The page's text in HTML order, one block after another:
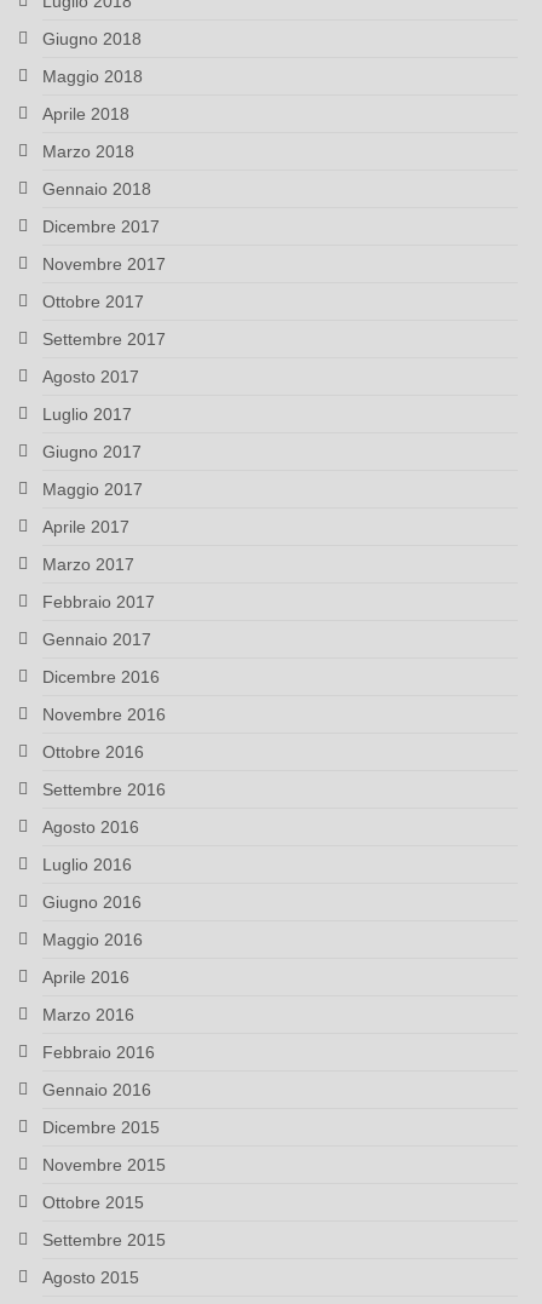
Giugno 2018
Maggio 2018
Aprile 2018
Marzo 2018
Gennaio 2018
Dicembre 2017
Novembre 2017
Ottobre 2017
Settembre 2017
Agosto 2017
Luglio 2017
Giugno 2017
Maggio 2017
Aprile 2017
Marzo 2017
Febbraio 2017
Gennaio 2017
Dicembre 2016
Novembre 2016
Ottobre 2016
Settembre 2016
Agosto 2016
Luglio 2016
Giugno 2016
Maggio 2016
Aprile 2016
Marzo 2016
Febbraio 2016
Gennaio 2016
Dicembre 2015
Novembre 2015
Ottobre 2015
Settembre 2015
Agosto 2015